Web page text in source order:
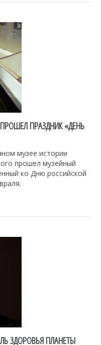
ПРАЗДНИК «ДЕНЬ
музее истории
прошел музейный
ко Дню российской
ЗДОРОВЬЯ ПЛАНЕТЫ